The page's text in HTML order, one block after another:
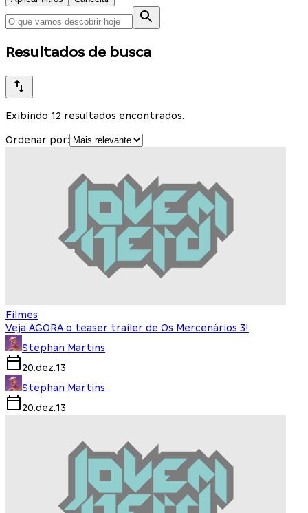
Resultados de busca
Exibindo 12 resultados encontrados.
Ordenar por:
Filmes
Veja AGORA o teaser trailer de Os Mercenários 3!
Stephan Martins
20.dez.13
Stephan Martins
20.dez.13